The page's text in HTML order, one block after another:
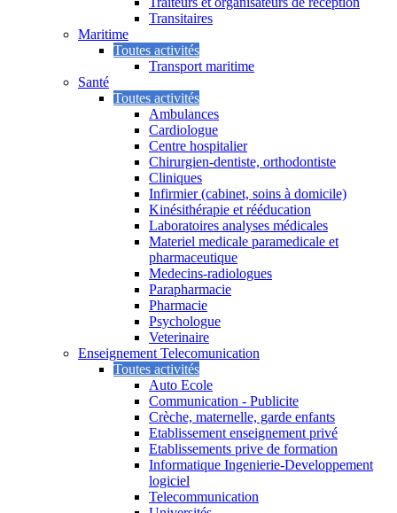
Transitaires
Maritime
Toutes activités
Transport maritime
Santé
Toutes activités
Ambulances
Cardiologue
Centre hospitalier
Chirurgien-dentiste, orthodontiste
Cliniques
Infirmier (cabinet, soins à domicile)
Kinésithérapie et rééducation
Laboratoires analyses médicales
Materiel medicale paramedicale et
pharmaceutique
Medecins-radiologues
Parapharmacie
Pharmacie
Psychologue
Veterinaire
Enseignement Telecomunication
Toutes activités
Auto Ecole
Communication - Publicite
Crèche, maternelle, garde enfants
Etablissement enseignement privé
Etablissements prive de formation
Informatique Ingenierie-Developpement
logiciel
Telecommunication